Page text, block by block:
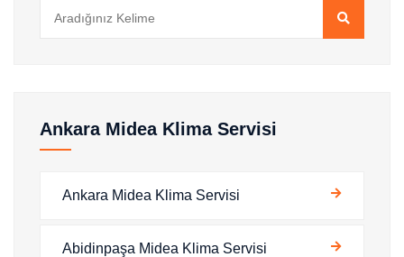
Ankara Midea Klima Servisi
Ankara Midea Klima Servisi
Abidinpaşa Midea Klima Servisi